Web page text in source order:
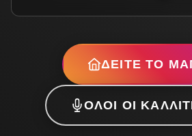
ΔΕΊΤΕ ΤΟ
ΌΛΟΙ ΟΙ